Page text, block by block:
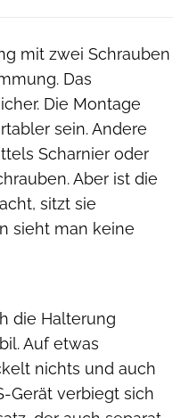
mit zwei Schrauben
Das
Die Montage
sein. Andere
Scharnier oder
Aber ist die
sitzt sie
sieht man keine
die Halterung
Auf etwas
nichts und auch
Gerät verbiegt sich